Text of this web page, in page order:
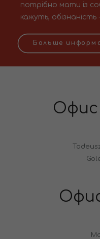
потрібно мати із
кажуть,
Больше
Офис